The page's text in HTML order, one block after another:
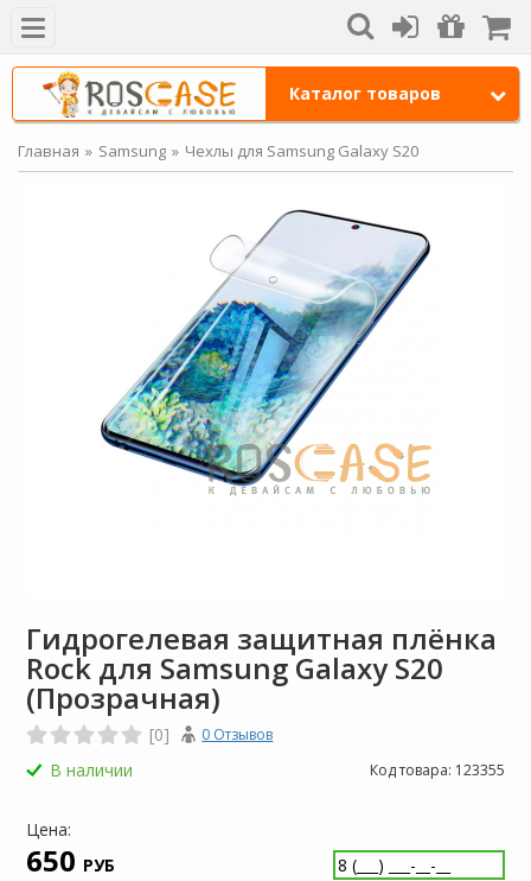
Каталог товаров
Главная Samsung Чехлы для Samsung Galaxy S20
Гидрогелевая защитная плёнка
Rock для Samsung Galaxy S20
(Прозрачная)
[0] 0 Отзывов
В наличии Код товара: 123355
Цена:
650 РУБ